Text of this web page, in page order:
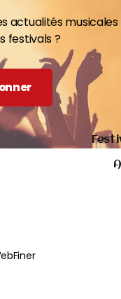
actualités musicales
festivals ?